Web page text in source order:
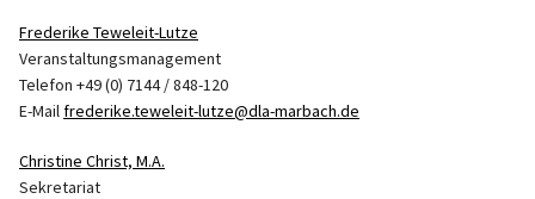
Frederike Teweleit-Lutze
Veranstaltungsmanagement
Telefon +49 (0) 7144 / 848-120
E-Mailfrederike.teweleit-lutze@dla-marbach.de
Christine Christ, M.A.
Sekretariat